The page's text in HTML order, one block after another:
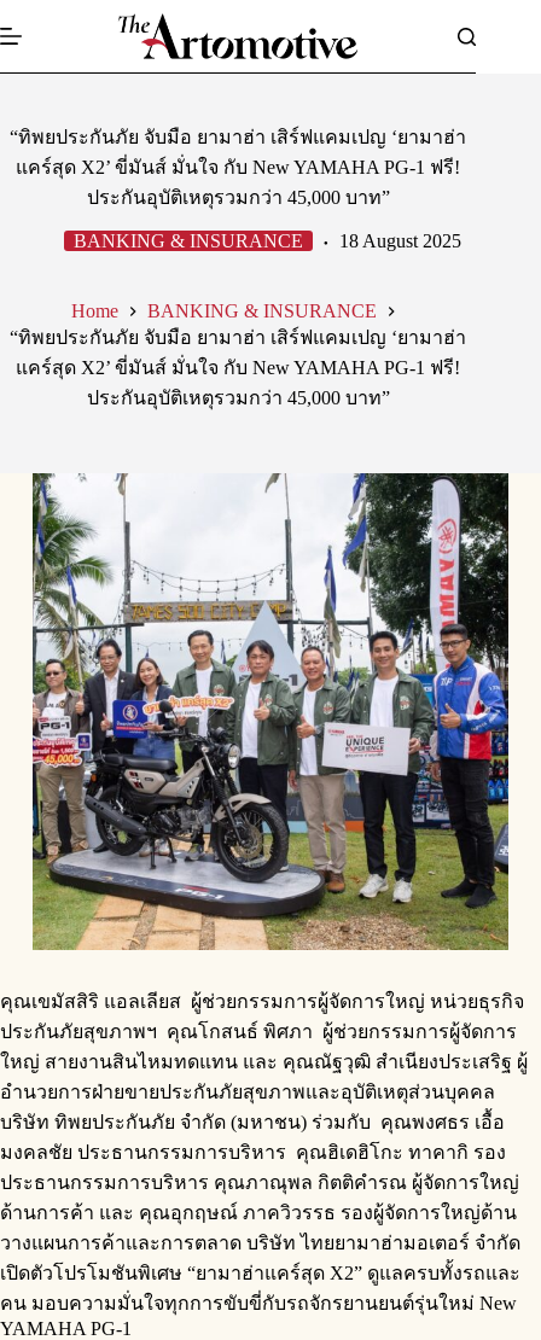
to
“ทิพยประกันภัย จับมือ ยามาฮ่า เสิร์ฟแคมเปญ ‘ยามาฮ่า
แคร์สุด X2’ ขี่มันส์ มั่นใจ กับ New YAMAHA PG-1 ฟรี!
ประกันอุบัติเหตุรวมกว่า 45,000 บาท”
BANKING & INSURANCE 18 August 2025
Home
BANKING & INSURANCE
“ทิพยประกันภัย จับมือ ยามาฮ่า เสิร์ฟแคมเปญ ‘ยามาฮ่า
แคร์สุด X2’ ขี่มันส์ มั่นใจ กับ New YAMAHA PG-1 ฟรี!
ประกันอุบัติเหตุรวมกว่า 45,000 บาท”
คุณเขมัสสิริ แอลเลียส ผู้ช่วยกรรมการผู้จัดการใหญ่ หน่วยธุรกิจ
ประกันภัยสุขภาพฯ คุณโกสนธ์ พิศภา ผู้ช่วยกรรมการผู้จัดการ
ใหญ่ สายงานสินไหมทดแทน และ คุณณัฐวุฒิ สำเนียงประเสริฐ ผู้
อำนวยการฝ่ายขายประกันภัยสุขภาพและอุบัติเหตุส่วนบุคคล
บริษัท ทิพยประกันภัย จำกัด (มหาชน) ร่วมกับ คุณพงศธร เอื้อ
มงคลชัย ประธานกรรมการบริหาร คุณฮิเดฮิโกะ ทาคากิ รอง
ประธานกรรมการบริหาร คุณภาณุพล กิตติคำรณ ผู้จัดการใหญ่
ด้านการค้า และ คุณอุกฤษณ์ ภาควิวรรธ รองผู้จัดการใหญ่ด้าน
วางแผนการค้าและการตลาด บริษัท ไทยยามาฮ่ามอเตอร์ จำกัด
เปิดตัวโปรโมชันพิเศษ “ยามาฮ่าแคร์สุด X2” ดูแลครบทั้งรถและ
คน มอบความมั่นใจทุกการขับขี่กับรถจักรยานยนต์รุ่นใหม่ New
YAMAHA PG-1